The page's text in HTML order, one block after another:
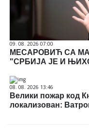
09. 08. 2026 07:00
МЕСАРОВИЋ СА
"СРБИЈА ЈЕ И
08. 08. 2026 13:46
Велики пожар код
локализован: